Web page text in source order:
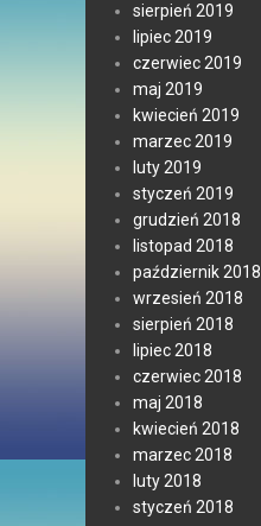
sierpień 2019
lipiec 2019
czerwiec 2019
maj 2019
kwiecień 2019
marzec 2019
luty 2019
styczeń 2019
grudzień 2018
listopad 2018
październik 2018
wrzesień 2018
sierpień 2018
lipiec 2018
czerwiec 2018
maj 2018
kwiecień 2018
marzec 2018
luty 2018
styczeń 2018